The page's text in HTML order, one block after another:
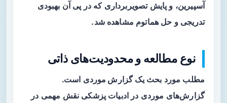
آسپیرین، و پایش تصویربرداری که در پی آن بهبودی
تدریجی و حل هماتوم مشاهده شد.
نوع مطالعه و محدودیت‌های ذاتی
مطلب مورد بحث یکگزارش موردی است.
گزارش‌های موردی در ادبیات پزشکی نقش مهمی در